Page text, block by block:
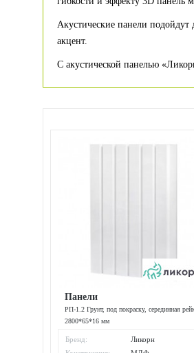
Акустические панели
акцент.
С акустической панелью
Панели
РП-1.2 Грунт, под покраску, серединная
2800*65*16 мм
Бренд:
Ликорн